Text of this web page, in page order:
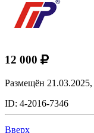
12 000
Размещён 21.03.2025,
ID: 4-2016-7346
Вверх